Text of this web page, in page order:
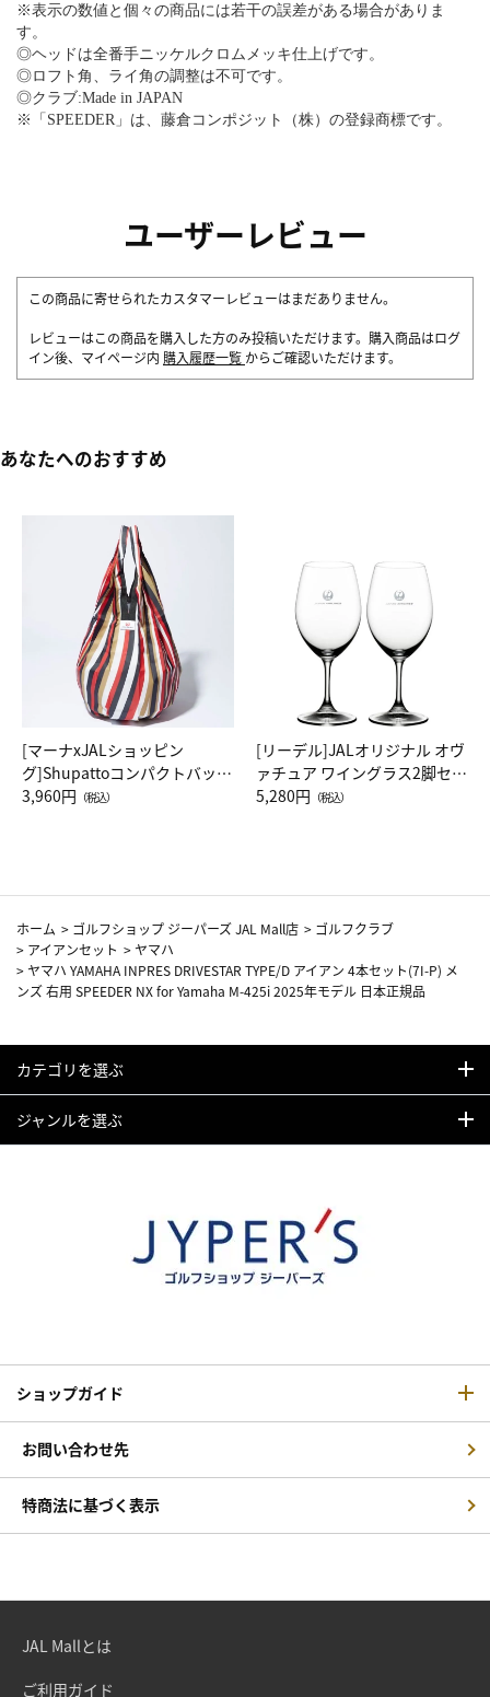
※表示の数値と個々の商品には若干の誤差がある場合がありま
す。
◎ヘッドは全番手ニッケルクロムメッキ仕上げです。
◎ロフト角、ライ角の調整は不可です。
◎クラブ:Made in JAPAN
※「SPEEDER」は、藤倉コンポジット（株）の登録商標です。
ユーザーレビュー
この商品に寄せられたカスタマーレビューはまだありません。
レビューはこの商品を購入した方のみ投稿いただけます。購入商品はログ
イン後、マイページ内 購入履歴一覧 からご確認いただけます。
あなたへのおすすめ
[マーナxJALショッピン
グ]Shupattoコンパクトバッグ
Drop JAL客室乗務員（LC）ス
3,960円 （税込）
[リーデル]JALオリジナル オヴ
ァチュア ワイングラス2脚セッ
ト（レッドワイン）
5,280円 （税込）
ホーム > ゴルフショップ ジーパーズ JAL Mall店 > ゴルフクラブ
> アイアンセット >ヤマハ
>ヤマハ YAMAHA INPRES DRIVESTAR TYPE/D アイアン 4本セット(7I-P) メ
ンズ 右用 SPEEDER NX for Yamaha M-425i 2025年モデル 日本正規品
カテゴリを選ぶ
ジャンルを選ぶ
ショップガイド
お問い合わせ先
特商法に基づく表示
JAL Mallとは
ご利用ガイド